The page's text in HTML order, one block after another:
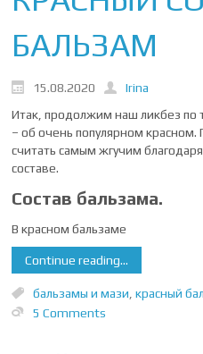
БАЛЬЗАМ
15.08.2020
Irina
Итак, продолжим наш ликбез по
– об очень популярном
считать самым жгучим
составе.
Состав бальзама.
В красном бальзаме
Continue reading...
бальзамы и мази красный
5 Comments